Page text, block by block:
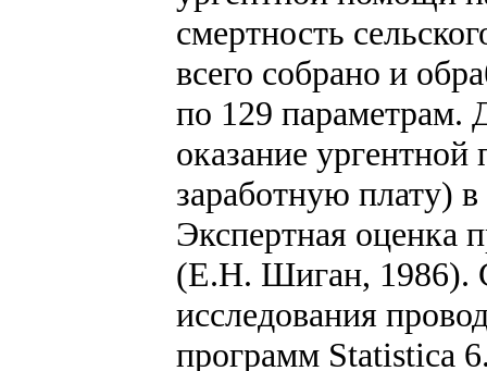
смертность
всего собрано и
по 129 параметрам.
оказание
заработную плату)
Экспертная оценка
(Е.Н. Шиган, 1986).
исследо­вания
программ Statistica